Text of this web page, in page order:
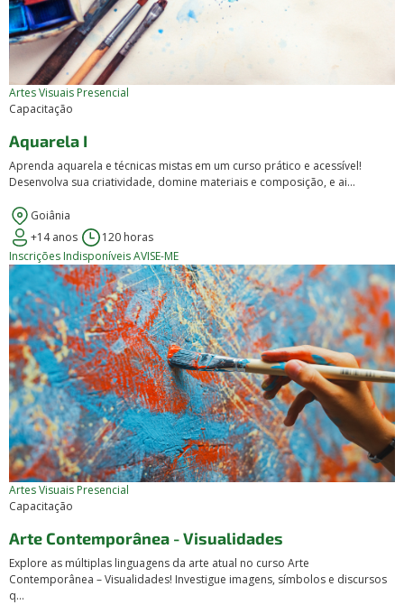
Artes Visuais Presencial
Capacitação
Aquarela I
Aprenda aquarela e técnicas mistas em um curso prático e acessível!
Desenvolva sua criatividade, domine materiais e composição, e ai...
Goiânia
+14 anos
120 horas
Inscrições IndisponíveisAVISE-ME
Artes Visuais Presencial
Capacitação
Arte Contemporânea - Visualidades
Explore as múltiplas linguagens da arte atual no curso Arte
Contemporânea – Visualidades! Investigue imagens, símbolos e discursos
q...